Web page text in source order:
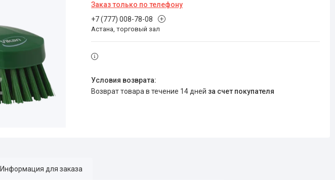
Заказ только по телефону
+7 (777) 008-78-08
Астана, торговый зал
возврат товара в течение 14 дней за счет покупателя
Информация для заказа